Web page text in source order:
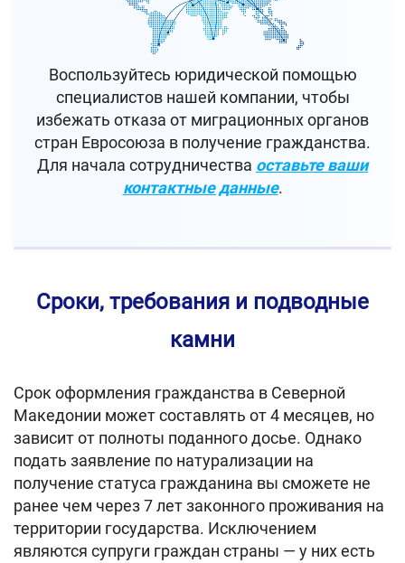
Воспользуйтесь юридической помощью
специалистов нашей компании, чтобы
избежать отказа от миграционных органов
стран Евросоюза в получение гражданства.
Для начала сотрудничества оставьте ваши
контактные данные.
Сроки, требования и подводные
камни
Срок оформления гражданства в Северной
Македонии может составлять от 4 месяцев, но
зависит от полноты поданного досье. Однако
подать заявление по натурализации на
получение статуса гражданина вы сможете не
ранее чем через 7 лет законного проживания на
территории государства. Исключением
являются супруги граждан страны — у них есть